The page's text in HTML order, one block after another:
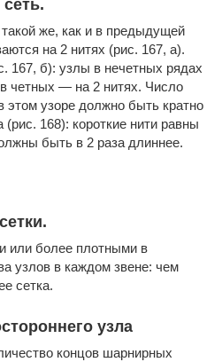
же, как и в предыдущей
на 2 нитях (рис. 167, а).
167, б): узлы в нечетных рядах
четных — на 2 нитях. Число
этом узоре должно быть кратно
168): короткие нити равны
быть в 2 раза длиннее.
или более плотными в
узлов в каждом звене: чем
сетка.
узла
концов шарнирных